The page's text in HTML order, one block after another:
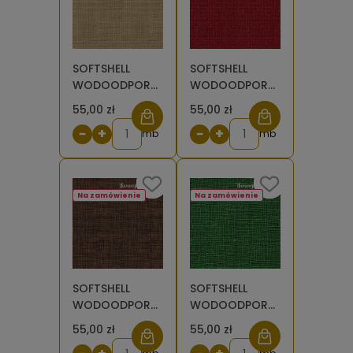
SOFTSHELL
WODOODPORNY
Wzory
świąteczne,
imitacja juty -
beż [6-8]
55,00 zł
− + mb
SOFTSHELL
WODOODPORNY
Wzory
świąteczne,
imitacja juty -
czerwień [6-8]
55,00 zł
− + mb
SOFTSHELL
WODOODPORNY
Wzory
świąteczne,
55,00 zł
Na zamówienie
SOFTSHELL
WODOODPORNY
Wzory
świąteczne,
55,00 zł
Na zamówienie